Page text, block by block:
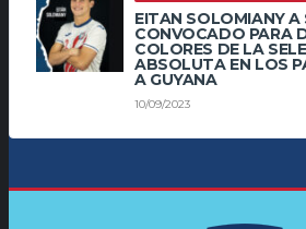
EITAN SOLOMIANY A
CONVOCADO PARA
COLORES DE LA
ABSOLUTA EN LOS
A GUYANA
10/09/2023